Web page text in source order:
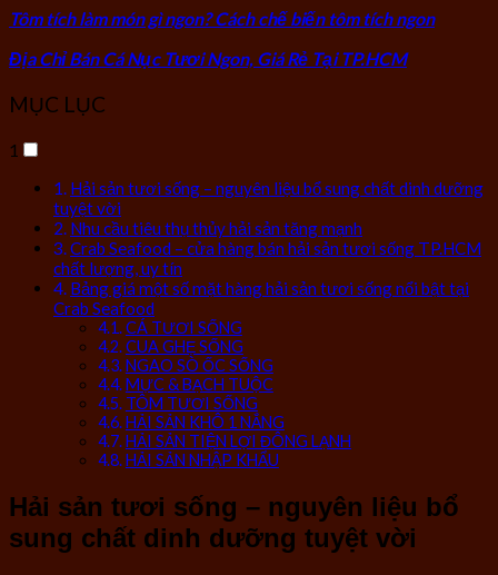
Tôm tích làm món gì ngon? Cách chế biến tôm tích ngon
Địa Chỉ Bán Cá Nục Tươi Ngon, Giá Rẻ Tại TP.HCM
MỤC LỤC
1
Hải sản tươi sống – nguyên liệu bổ sung chất dinh dưỡng
tuyệt vời
Nhu cầu tiêu thụ thủy hải sản tăng mạnh
Crab Seafood – cửa hàng bán hải sản tươi sống TP.HCM
chất lượng, uy tín
Bảng giá một số mặt hàng hải sản tươi sống nổi bật tại
Crab Seafood
CÁ TƯƠI SỐNG
CUA GHẸ SỐNG
NGAO SÒ ỐC SỐNG
MỰC & BẠCH TUỘC
TÔM TƯƠI SỐNG
HẢI SẢN KHÔ 1 NẮNG
HẢI SẢN TIỆN LỢI ĐÔNG LẠNH
HẢI SẢN NHẬP KHẨU
Hải sản tươi sống – nguyên liệu bổ
sung chất dinh dưỡng tuyệt vời